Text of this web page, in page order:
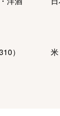
）